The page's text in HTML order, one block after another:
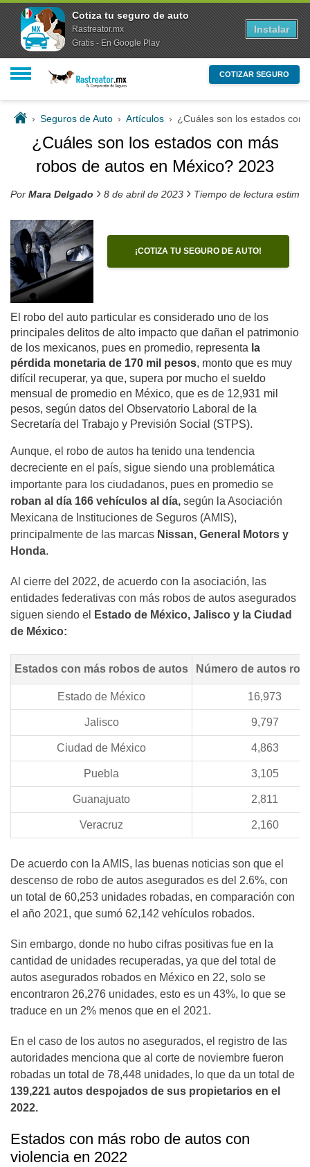
COTIZAR SEGURO
› Seguros de Auto › Artículos › ¿Cuáles son los estados con
¿Cuáles son los estados con más
robos de autos en México? 2023
Por Mara Delgado › 8 de abril de 2023 › Tiempo de lectura
¡COTIZA TU SEGURO DE AUTO!
El robo del auto particular es considerado uno de los
principales delitos de alto impacto que dañan el patrimonio
de los mexicanos, pues en promedio, representa la
pérdida monetaria de 170 mil pesos, monto que es muy
difícil recuperar, ya que, supera por mucho el sueldo
mensual de promedio en México, que es de 12,931 mil
pesos, según datos del Observatorio Laboral de la
Secretaría del Trabajo y Previsión Social (STPS).
Aunque, el robo de autos ha tenido una tendencia
decreciente en el país, sigue siendo una problemática
importante para los ciudadanos, pues en promedio se
roban al día 166 vehículos al día, según la Asociación
Mexicana de Instituciones de Seguros (AMIS),
principalmente de las marcas Nissan, General Motors y
Honda.
Al cierre del 2022, de acuerdo con la asociación, las
entidades federativas con más robos de autos asegurados
siguen siendo el
Estado de México, Jalisco y la Ciudad
de México:
Estados con más robos de autos Número de autos
Estado de México 16,973
Jalisco 9,797
Ciudad de México 4,863
Puebla 3,105
Guanajuato 2,811
Veracruz 2,160
De acuerdo con la AMIS, las buenas noticias son que el
descenso de robo de autos asegurados es del 2.6%, con
un total de 60,253 unidades robadas, en comparación con
el año 2021, que sumó 62,142 vehículos robados.
Sin embargo, donde no hubo cifras positivas fue en la
cantidad de unidades recuperadas, ya que del total de
autos asegurados robados en México en 22, solo se
encontraron 26,276 unidades, esto es un 43%, lo que se
traduce en un 2% menos que en el 2021.
En el caso de los autos no asegurados, el registro de las
autoridades menciona que al corte de noviembre fueron
robadas un total de 78,448 unidades, lo que da un total de
139,221 autos despojados de sus propietarios en el
2022.
Estados con más robo de autos con
violencia en 2022
Cotiza tu seguro de auto
Rastreator.mx
Gratis - En Google Play
Instalar